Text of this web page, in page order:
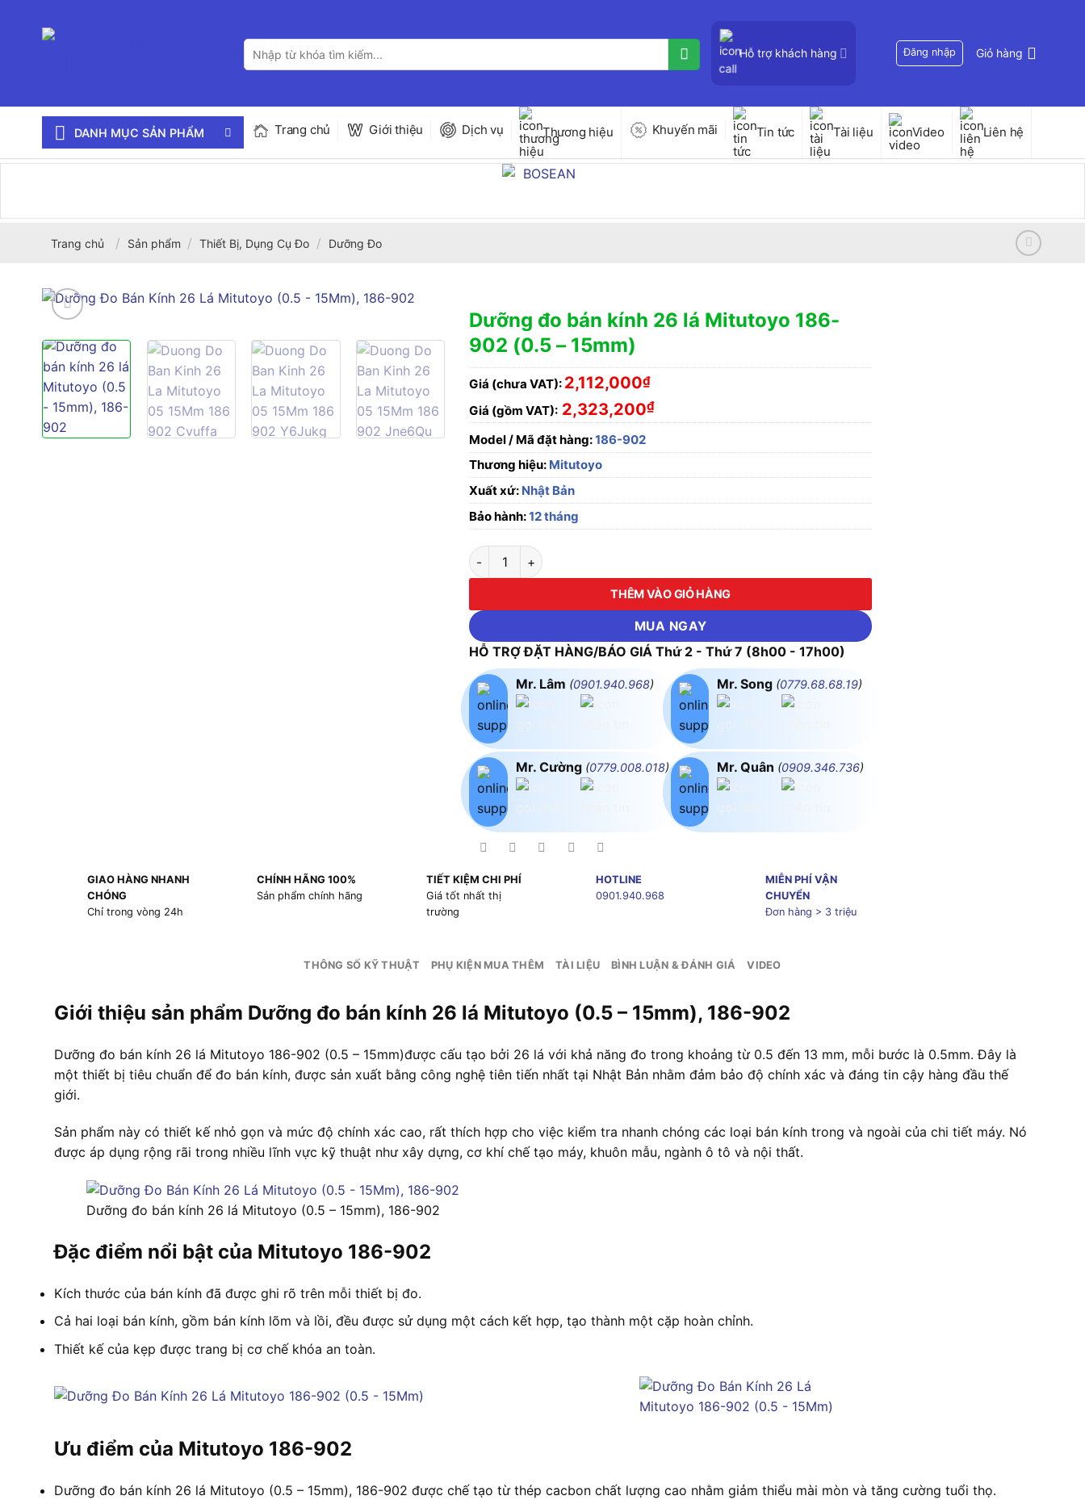
Tìm
kiếm:
Hỗ trợ khách hàng Đăng nhập Giỏ hàng
DANH MỤC SẢN PHẨM Trang chủ Giới thiệu Dịch vụ Thương hiệu Khuyến mãi Tin tức Tài liệu Video Liên hệ
Trang chủ / Sản phẩm / Thiết Bị, Dụng Cụ Đo / Dưỡng Đo
Dưỡng đo bán kính 26 lá Mitutoyo 186-
902 (0.5 – 15mm)
Giá (chưa VAT): 2,112,000₫
Giá (gồm VAT): 2,323,200₫
Model / Mã đặt hàng:186-902
Thương hiệu: Mitutoyo
Xuất xứ: Nhật Bản
Bảo hành:12 tháng
Dưỡng đo bán kính 26 lá Mitutoyo 186-902 (0.5 - 15mm) số lượng
THÊM VÀO GIỎ HÀNG
MUA NGAY
HỖ TRỢ ĐẶT HÀNG/BÁO GIÁ Thứ 2 - Thứ 7 (8h00 - 17h00)
Mr. Lâm (0901.940.968)
Mr. Cường (0779.008.018)
Mr. Song (0779.68.68.19)
Mr. Quân (0909.346.736)
GIAO HÀNG NHANH
CHÓNG
Chỉ trong vòng 24h
CHÍNH HÃNG 100%
Sản phẩm chính hãng
TIẾT KIỆM CHI PHÍ
Giá tốt nhất thị
trường
HOTLINE
0901.940.968
MIỄN PHÍ VẬN
CHUYỂN
Đơn hàng > 3 triệu
THÔNG SỐ KỸ THUẬT PHỤ KIỆN MUA THÊM TÀI LIỆU BÌNH LUẬN & ĐÁNH GIÁ VIDEO
Giới thiệu sản phẩm Dưỡng đo bán kính 26 lá Mitutoyo (0.5 – 15mm), 186-902
Dưỡng đo bán kính 26 lá Mitutoyo 186-902 (0.5 – 15mm)được cấu tạo bởi 26 lá với khả năng đo trong khoảng từ 0.5 đến 13 mm, mỗi bước là 0.5mm. Đây là
một thiết bị tiêu chuẩn để đo bán kính, được sản xuất bằng công nghệ tiên tiến nhất tại Nhật Bản nhằm đảm bảo độ chính xác và đáng tin cậy hàng đầu thế
giới.
Sản phẩm này có thiết kế nhỏ gọn và mức độ chính xác cao, rất thích hợp cho việc kiểm tra nhanh chóng các loại bán kính trong và ngoài của chi tiết máy. Nó
được áp dụng rộng rãi trong nhiều lĩnh vực kỹ thuật như xây dựng, cơ khí chế tạo máy, khuôn mẫu, ngành ô tô và nội thất.
Dưỡng đo bán kính 26 lá Mitutoyo (0.5 – 15mm), 186-902
Đặc điểm nổi bật của Mitutoyo 186-902
Kích thước của bán kính đã được ghi rõ trên mỗi thiết bị đo.
Cả hai loại bán kính, gồm bán kính lõm và lồi, đều được sử dụng một cách kết hợp, tạo thành một cặp hoàn chỉnh.
Thiết kế của kẹp được trang bị cơ chế khóa an toàn.
Ưu điểm của Mitutoyo 186-902
Dưỡng đo bán kính 26 lá Mitutoyo (0.5 – 15mm), 186-902 được chế tạo từ thép cacbon chất lượng cao nhằm giảm thiểu mài mòn và tăng cường tuổi thọ.